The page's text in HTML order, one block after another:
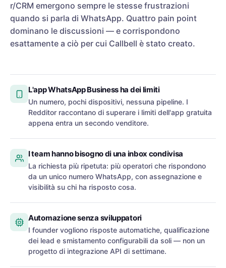
r/CRM emergono sempre le stesse frustrazioni
quando si parla di WhatsApp. Quattro pain point
dominano le discussioni — e corrispondono
esattamente a ciò per cui Callbell è stato creato.
L'app WhatsApp Business ha dei limiti
Un numero, pochi dispositivi, nessuna pipeline. I
Redditor raccontano di superare i limiti dell'app gratuita
appena entra un secondo venditore.
I team hanno bisogno di una inbox condivisa
La richiesta più ripetuta: più operatori che rispondono
da un unico numero WhatsApp, con assegnazione e
visibilità su chi ha risposto cosa.
Automazione senza sviluppatori
I founder vogliono risposte automatiche, qualificazione
dei lead e smistamento configurabili da soli — non un
progetto di integrazione API di settimane.